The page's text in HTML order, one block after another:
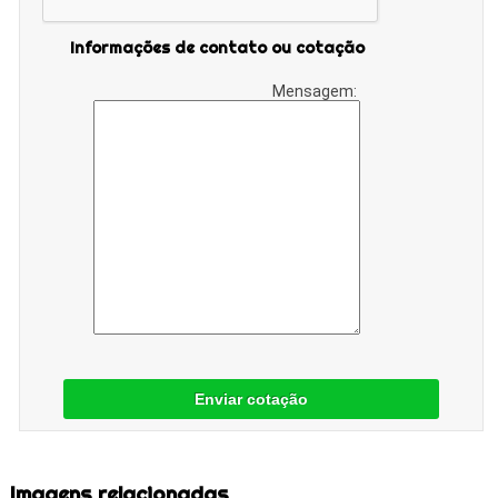
Informações de contato ou cotação
Mensagem:
Enviar cotação